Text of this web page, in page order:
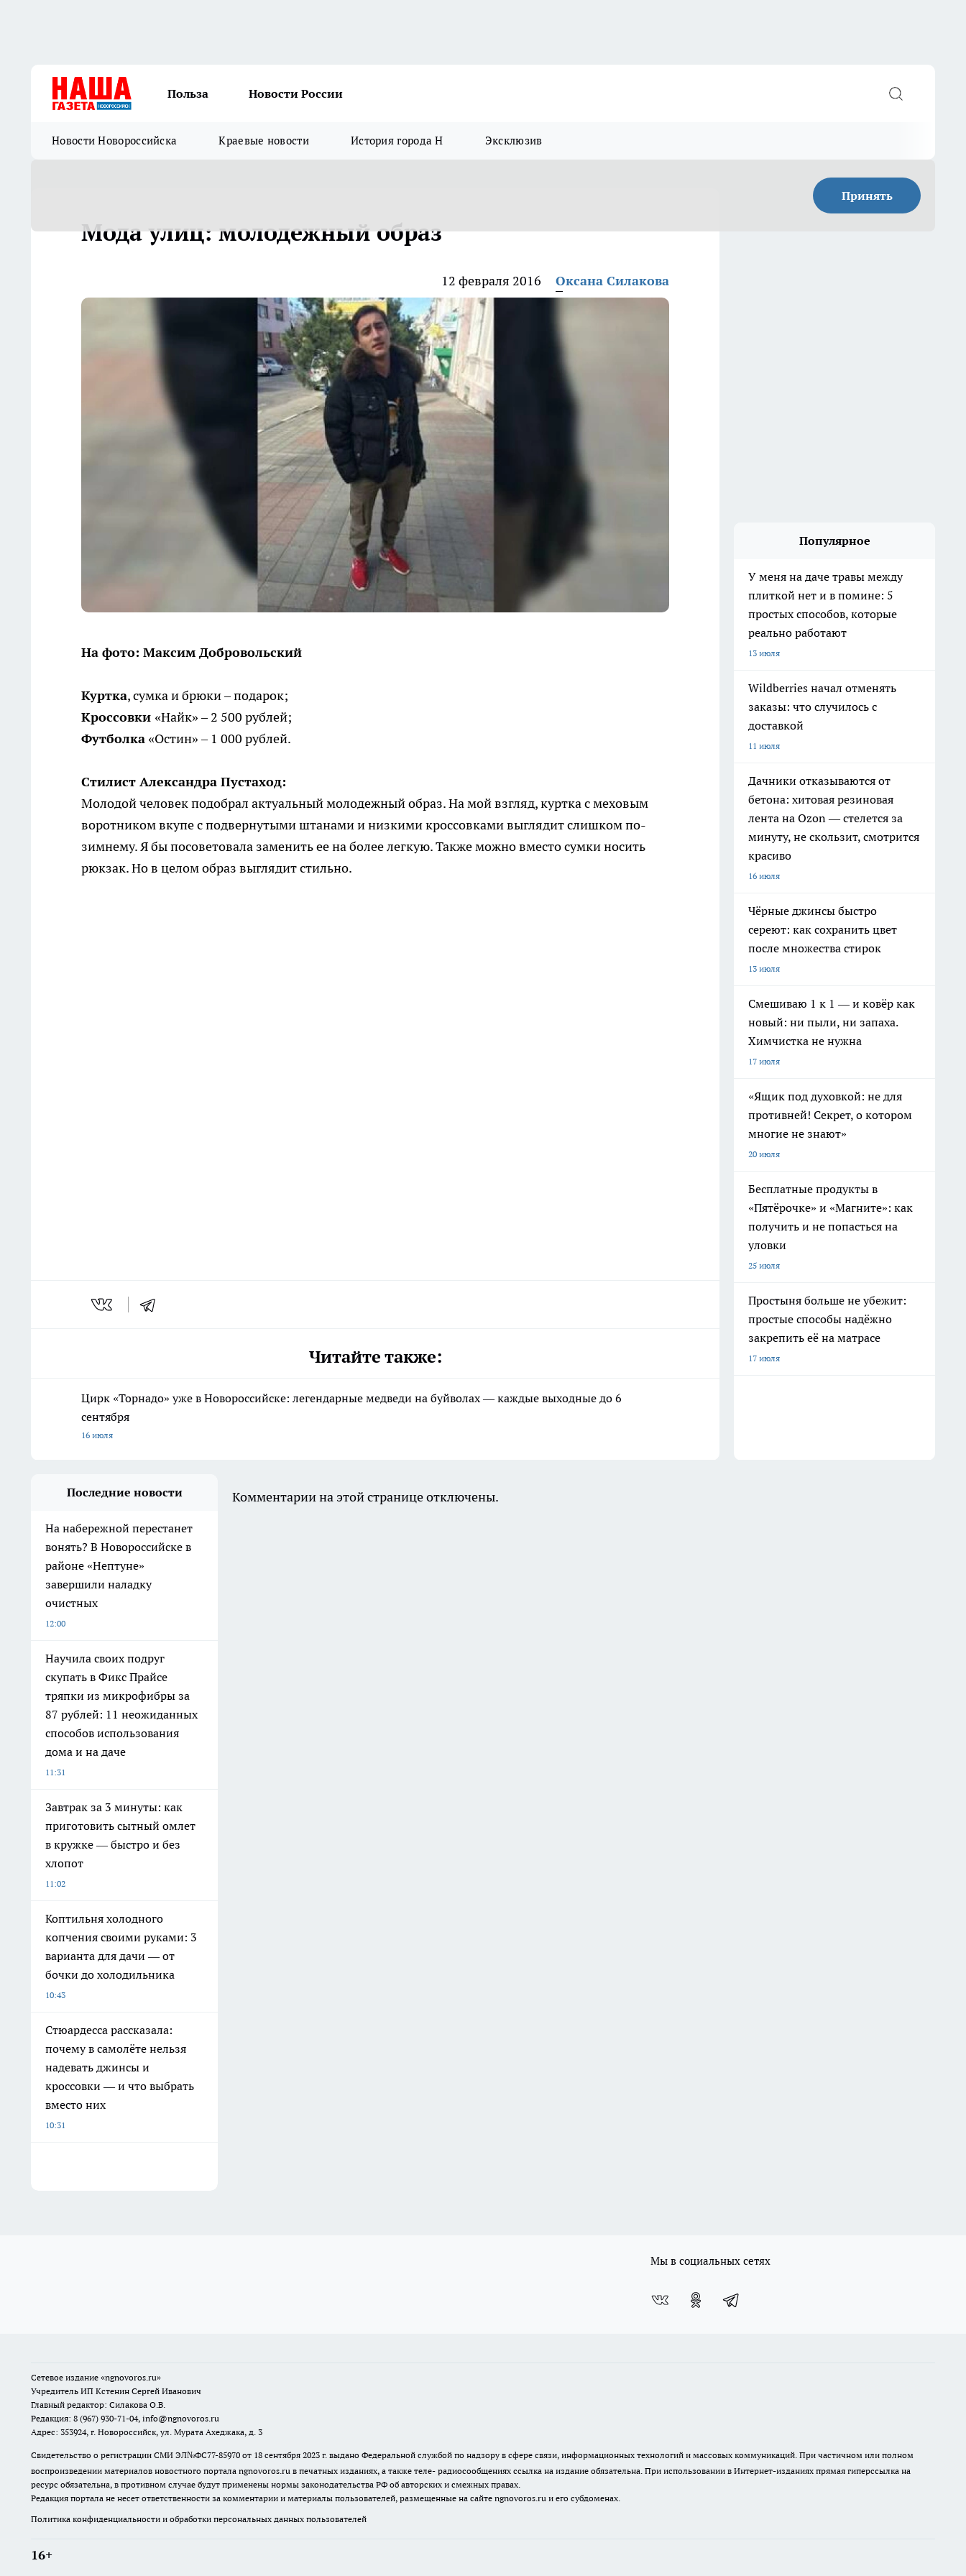
Польза Новости России
Новости Новороссийска Краевые новости История города Н Эксклюзив
Принять
Мода улиц: молодежный образ
12 февраля 2016 Оксана Силакова
На фото: Максим Добровольский
Куртка, сумка и брюки – подарок;
Кроссовки «Найк» – 2 500 рублей;
Футболка «Остин» – 1 000 рублей.
Стилист Александра Пустаход:
Молодой человек подобрал актуальный молодежный образ. На мой взгляд, куртка с меховым
воротником вкупе с подвернутыми штанами и низкими кроссовками выглядит слишком по-
зимнему. Я бы посоветовала заменить ее на более легкую. Также можно вместо сумки носить
рюкзак. Но в целом образ выглядит стильно.
Читайте также:
Цирк «Торнадо» уже в Новороссийске: легендарные медведи на буйволах — каждые выходные до 6
сентября
16 июля
Популярное
У меня на даче травы между
плиткой нет и в помине: 5
простых способов, которые
реально работают
13 июля
Wildberries начал отменять
заказы: что случилось с
доставкой
11 июля
Дачники отказываются от
бетона: хитовая резиновая
лента на Ozon — стелется за
минуту, не скользит, смотрится
красиво
16 июля
Чёрные джинсы быстро
сереют: как сохранить цвет
после множества стирок
13 июля
Смешиваю 1 к 1 — и ковёр как
новый: ни пыли, ни запаха.
Химчистка не нужна
17 июля
«Ящик под духовкой: не для
противней! Секрет, о котором
многие не знают»
20 июля
Бесплатные продукты в
«Пятёрочке» и «Магните»: как
получить и не попасться на
уловки
25 июля
Простыня больше не убежит:
простые способы надёжно
закрепить её на матрасе
17 июля
Последние новости
На набережной перестанет
вонять? В Новороссийске в
районе «Нептуне»
завершили наладку
очистных
12:00
Научила своих подруг
скупать в Фикс Прайсе
тряпки из микрофибры за
87 рублей: 11 неожиданных
способов использования
дома и на даче
11:31
Завтрак за 3 минуты: как
приготовить сытный омлет
в кружке — быстро и без
хлопот
11:02
Коптильня холодного
копчения своими руками: 3
варианта для дачи — от
бочки до холодильника
10:43
Стюардесса рассказала:
почему в самолёте нельзя
надевать джинсы и
кроссовки — и что выбрать
вместо них
10:31
Комментарии на этой странице отключены.
Мы в социальных сетях
Сетевое издание «ngnovoros.ru»
Учредитель ИП Кстенин Сергей Иванович
Главный редактор: Силакова О.В.
Редакция: 8 (967) 930-71-04, info@ngnovoros.ru
Адрес: 353924, г. Новороссийск, ул. Мурата Ахеджака, д. 3
Свидетельство о регистрации СМИ ЭЛ№ФС77-85970 от 18 сентября 2023 г. выдано Федеральной службой по надзору в сфере связи, информационных технологий и массовых коммуникаций. При частичном или полном
воспроизведении материалов новостного портала ngnovoros.ru в печатных изданиях, а также теле- радиосообщениях ссылка на издание обязательна. При использовании в Интернет-изданиях прямая гиперссылка на
ресурс обязательна, в противном случае будут применены нормы законодательства РФ об авторских и смежных правах.
Редакция портала не несет ответственности за комментарии и материалы пользователей, размещенные на сайте ngnovoros.ru и его субдоменах.
Политика конфиденциальности и обработки персональных данных пользователей
16+